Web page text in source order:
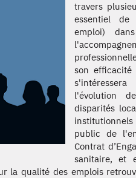
travers
essentiel de
emploi)
son
l'évolution
disparités
public de
Contrat
sanitaire, et
la qualité des emplois